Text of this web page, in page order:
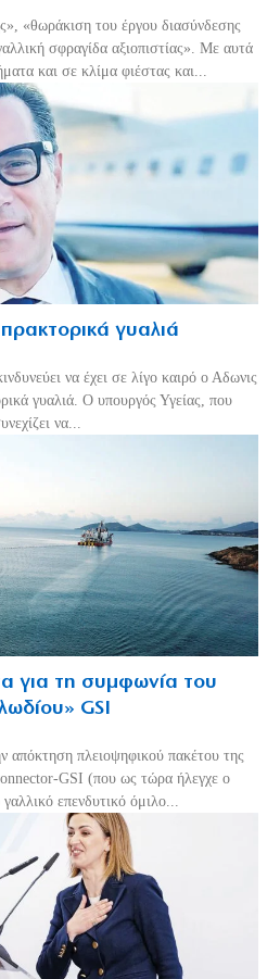
«θωράκιση του έργου διασύνδεσης
σφραγίδα αξιοπιστίας». Με αυτά
και σε κλίμα φιέστας και...
γυαλιά
να έχει σε λίγο καιρό ο Αδωνις
γυαλιά. Ο υπουργός Υγείας, που
να...
για τη συμφωνία του
GSI
απόκτηση πλειοψηφικού πακέτου της
GSI (που ως τώρα ήλεγχε ο
επενδυτικό όμιλο...